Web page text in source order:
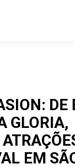
DE
GLORIA,
EM